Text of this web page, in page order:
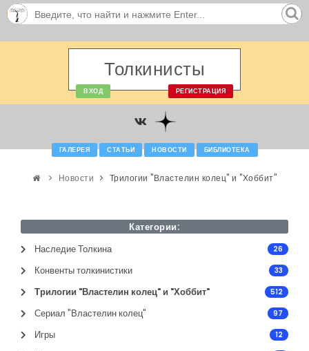
Толкинисты
ВХОД РЕГИСТРАЦИЯ
ГАЛЕРЕЯ СТАТЬИ НОВОСТИ БИБЛИОТЕКА
Новости Трилогии "Властелин колец" и "Хоббит"
Категории:
Наследие Толкина
26
Конвенты толкинистики 33
Трилогии "Властелин колец" и "Хоббит" 512
Сериал "Властелин колец" 97
Игры 12